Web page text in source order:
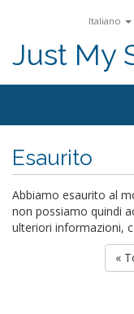
Italiano
Just My
Esaurito
Abbiamo esaurito al
non possiamo quindi
ulteriori informazioni,
«